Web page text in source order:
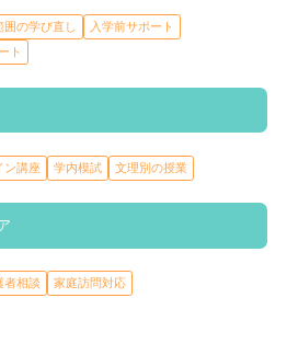
高等学院で自分の夢を探しま
囲の学び直し
入学前サポート
ト
ン講座 学内模試 文理別の授業
者相談 家庭訪問対応